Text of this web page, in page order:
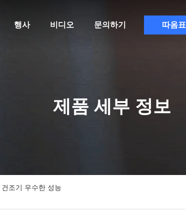
행사 비디오 문의하기 따옴표
제품 세부 정보
조기 우수한 성능